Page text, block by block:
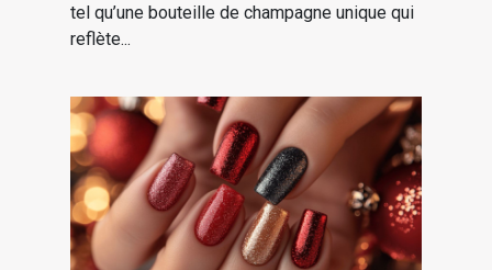
tel qu’une bouteille de champagne unique qui
reflète...